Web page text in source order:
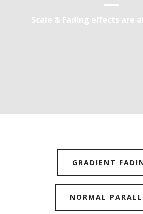
Scale & Fading effects are
GRADIENT
NORMAL